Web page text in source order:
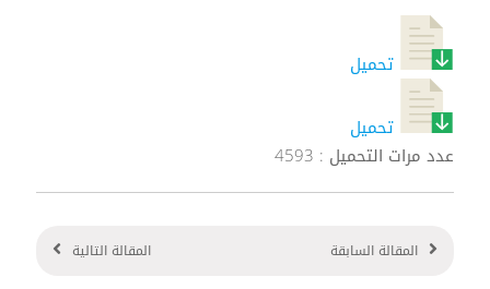
تحميل
تحميل
عدد مرات التحميل : 4593
المقالة السابقة المقالة التالية